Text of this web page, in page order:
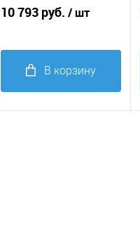
10 793 руб./ шт
В корзину
Купить в 1